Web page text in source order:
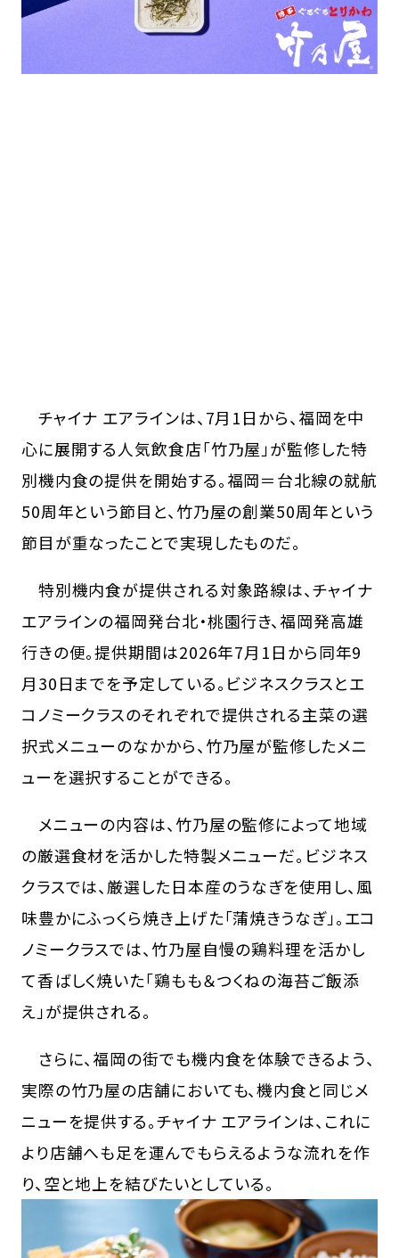
チャイナ エアラインは、7月1日から、福岡を中
心に展開する人気飲食店「竹乃屋」が監修した特
別機内食の提供を開始する。福岡＝台北線の就航
50周年という節目と、竹乃屋の創業50周年という
節目が重なったことで実現したものだ。
特別機内食が提供される対象路線は、チャイナ
エアラインの福岡発台北・桃園行き、福岡発高雄
行きの便。提供期間は2026年7月1日から同年9
月30日までを予定している。ビジネスクラスとエ
コノミークラスのそれぞれで提供される主菜の選
択式メニューのなかから、竹乃屋が監修したメニ
ューを選択することができる。
メニューの内容は、竹乃屋の監修によって地域
の厳選食材を活かした特製メニューだ。ビジネス
クラスでは、厳選した日本産のうなぎを使用し、風
味豊かにふっくら焼き上げた「蒲焼きうなぎ」。エコ
ノミークラスでは、竹乃屋自慢の鶏料理を活かし
て香ばしく焼いた「鶏もも＆つくねの海苔ご飯添
え」が提供される。
さらに、福岡の街でも機内食を体験できるよう、
実際の竹乃屋の店舗においても、機内食と同じメ
ニューを提供する。チャイナ エアラインは、これに
より店舗へも足を運んでもらえるような流れを作
り、空と地上を結びたいとしている。